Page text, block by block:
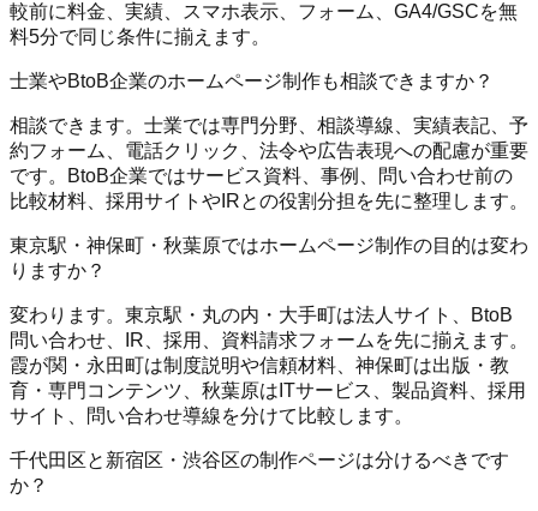
較前に料金、実績、スマホ表示、フォーム、GA4/GSCを無
料5分で同じ条件に揃えます。
士業やBtoB企業のホームページ制作も相談できますか？
相談できます。士業では専門分野、相談導線、実績表記、予
約フォーム、電話クリック、法令や広告表現への配慮が重要
です。BtoB企業ではサービス資料、事例、問い合わせ前の
比較材料、採用サイトやIRとの役割分担を先に整理します。
東京駅・神保町・秋葉原ではホームページ制作の目的は変わ
りますか？
変わります。東京駅・丸の内・大手町は法人サイト、BtoB
問い合わせ、IR、採用、資料請求フォームを先に揃えます。
霞が関・永田町は制度説明や信頼材料、神保町は出版・教
育・専門コンテンツ、秋葉原はITサービス、製品資料、採用
サイト、問い合わせ導線を分けて比較します。
千代田区と新宿区・渋谷区の制作ページは分けるべきです
か？